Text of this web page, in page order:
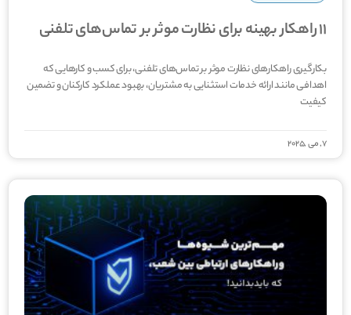
11 راهکار بهینه برای نظارت موثر بر تماس‌های تلفنی
بکارگیری راهکارهای نظارت موثر بر تماس‌های تلفنی، برای کسب و کارهایی که
اهدافی مانند ارائه خدمات استثنایی به مشتریان، بهبود عملکرد کارکنان و تضمین
کیفیت
7, می ,2025